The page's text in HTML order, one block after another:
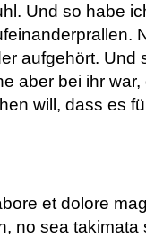
Und so habe
aufgehört. Und
aber bei ihr
will, dass es
et dolore
no sea takimata